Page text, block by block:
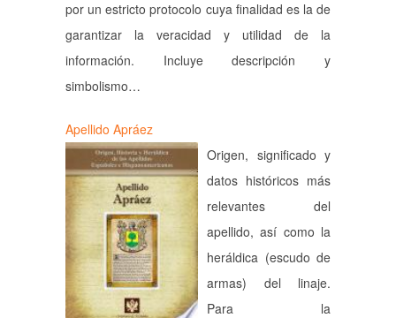
por un estricto protocolo cuya finalidad es la de
garantizar la veracidad y utilidad de la
información. Incluye descripción y
simbolismo…
Apellido Apráez
Origen, significado y
datos históricos más
relevantes del
apellido, así como la
heráldica (escudo de
armas) del linaje.
Para la